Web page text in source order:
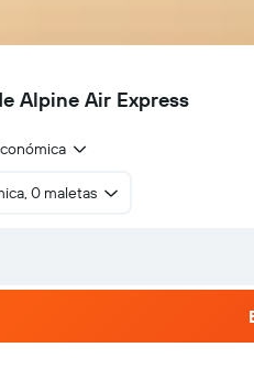
Alpine Air Express
0 maletas